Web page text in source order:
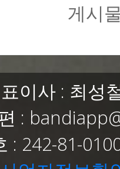
게시
이사 : 최성
:
: 242-81-